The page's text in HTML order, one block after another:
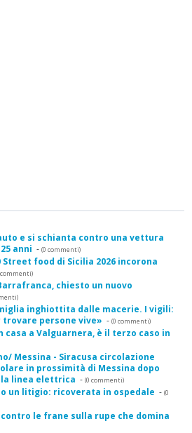
e si schianta contro una vettura
anni - (0 commenti)
Street food di Sicilia 2026 incorona
commenti)
chiesto un nuovo
inghiottita dalle macerie. I vigili:
trovare persone vive» - (0 commenti)
a Valguarnera, è il terzo caso in
Messina - Siracusa circolazione
in prossimità di Messina dopo
linea elettrica - (0 commenti)
un litigio: ricoverata in ospedale - (0
le frane sulla rupe che domina